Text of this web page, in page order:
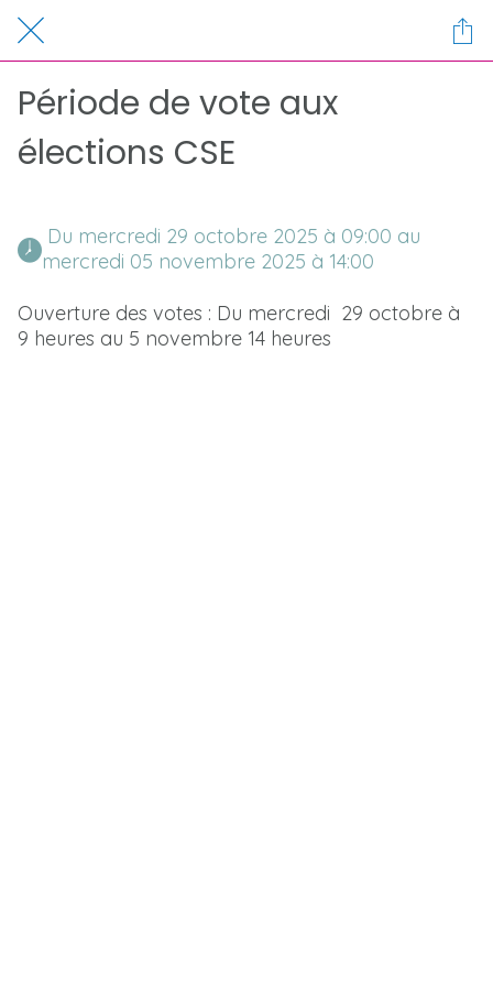
Période de vote aux
élections CSE
mercredi 05 novembre 2025 à 14:00
Ouverture des votes : Du mercredi 29 octobre à
9 heures au 5 novembre 14 heures